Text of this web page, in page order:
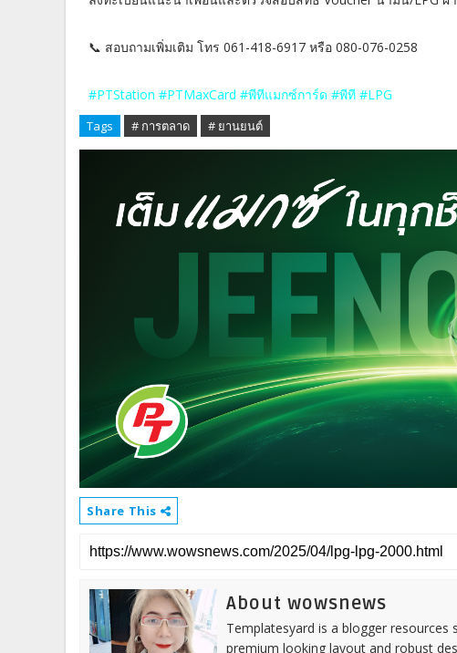
📞 สอบถามเพิ่มเติม โทร 061-418-6917 หรือ 080-076-0258
#PTStation #PTMaxCard #พีทีแมกซ์การ์ด #พีที #LPG
Tags # การตลาด # ยานยนต์
Share This
About wowsnews
Templatesyard is a blogger
premium looking layout and robust